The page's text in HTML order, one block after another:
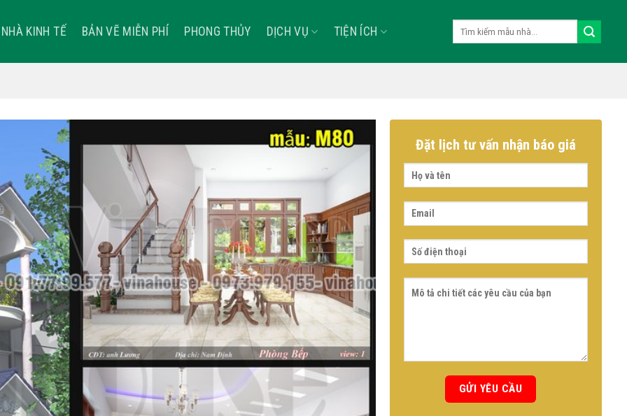
KINH TẾ BẢN VẼ MIỄN PHÍ PHONG THỦY DỊCH VỤ TIỆN ÍCH
Đặt lịch tư vấn nhận báo giá